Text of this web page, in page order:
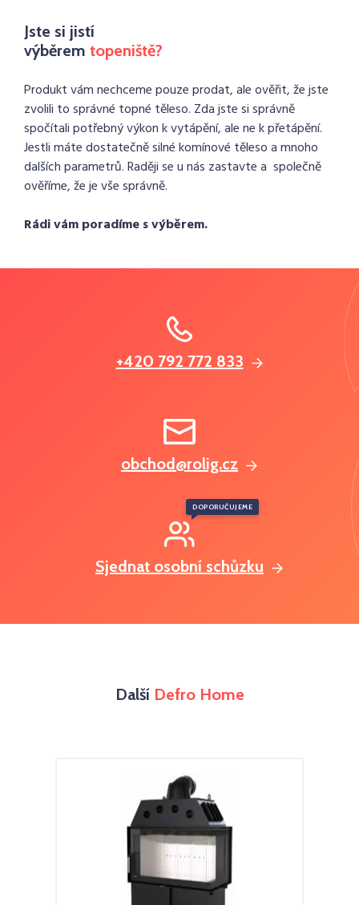
Jste si jistí
výběrem topeniště?
Produkt vám nechceme pouze prodat, ale ověřit, že jste
zvolili to správné topné těleso. Zda jste si správně
spočítali potřebný výkon k vytápění, ale ne k přetápění.
Jestli máte dostatečně silné komínové těleso a mnoho
dalších parametrů. Raději se u nás zastavte a společně
ověříme, že je vše správně.
Rádi vám poradíme s výběrem.
+420 792 772 833
obchod@rolig.cz
Sjednat osobní schůzku
DOPORUČUJEME
Další Defro Home